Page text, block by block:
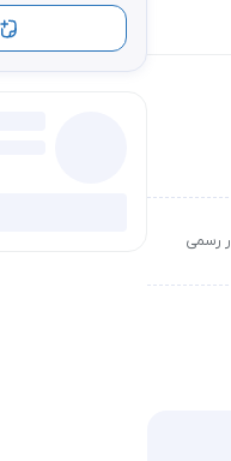
رسمی